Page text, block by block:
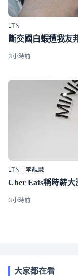
LTN
3小時前
LTN｜李靚慧
3小時前
大家都在看